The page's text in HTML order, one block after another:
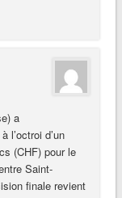
a
l’octroi d’un
(CHF) pour le
Saint-
finale revient